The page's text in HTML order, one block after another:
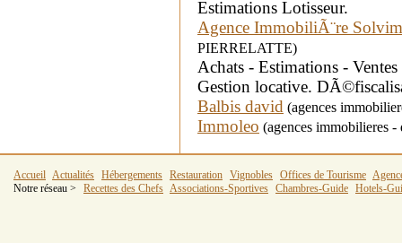
Estimations Lotisseur.
Agence ImmobiliÃ¨re
PIERRELATTE)
Achats - Estimations -
Gestion locative.
Balbis david (agences
Immoleo (agences immobilieres
Accueil Actualités Hébergements Restauration Vignobles Offices de Tourisme
Notre réseau >
Recettes des Chefs Associations-Sportives Chambres-Guide Hotels-